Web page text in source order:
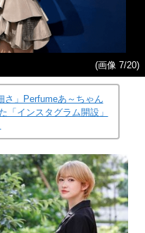
(画像 7/20)
さ」Perfumeあ～ちゃん
「インスタグラム開設」